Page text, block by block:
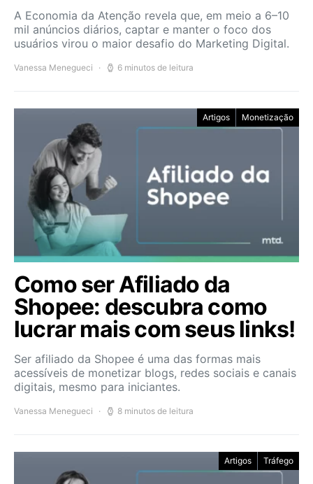
A Economia da Atenção revela que, em meio a 6–10
mil anúncios diários, captar e manter o foco dos
usuários virou o maior desafio do Marketing Digital.
Vanessa Menegueci 6 minutos de leitura
Artigos Monetização
Como ser Afiliado da
Shopee: descubra como
lucrar mais com seus links!
Ser afiliado da Shopee é uma das formas mais
acessíveis de monetizar blogs, redes sociais e canais
digitais, mesmo para iniciantes.
Vanessa Menegueci 8 minutos de leitura
Artigos Tráfego